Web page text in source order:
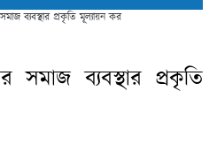
ব্যবস্থার প্রকৃতি মূল্যায়ন কর
সমাজ ব্যবস্থার প্রকৃতি